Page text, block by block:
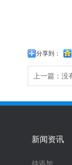
分享到：
上一篇：没
新闻资讯